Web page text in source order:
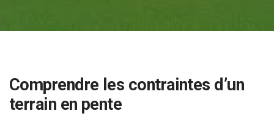
Comprendre les contraintes d’un
terrain en pente